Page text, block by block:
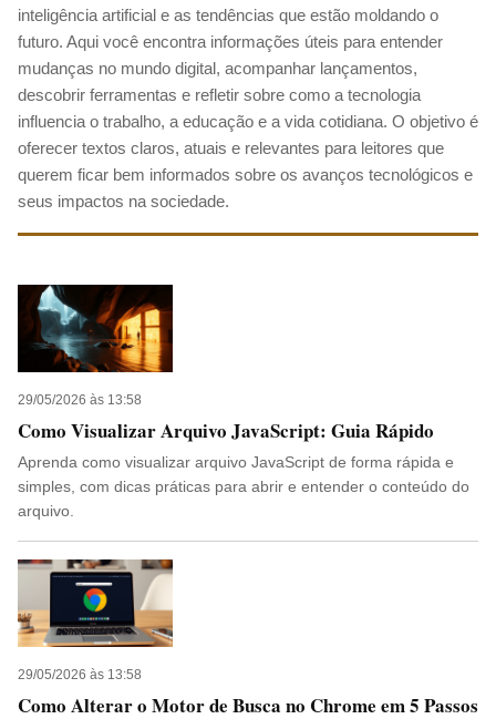
inteligência artificial e as tendências que estão moldando o
futuro. Aqui você encontra informações úteis para entender
mudanças no mundo digital, acompanhar lançamentos,
descobrir ferramentas e refletir sobre como a tecnologia
influencia o trabalho, a educação e a vida cotidiana. O objetivo é
oferecer textos claros, atuais e relevantes para leitores que
querem ficar bem informados sobre os avanços tecnológicos e
seus impactos na sociedade.
29/05/2026 às 13:58
Como Visualizar Arquivo JavaScript: Guia Rápido
Aprenda como visualizar arquivo JavaScript de forma rápida e
simples, com dicas práticas para abrir e entender o conteúdo do
arquivo.
29/05/2026 às 13:58
Como Alterar o Motor de Busca no Chrome em 5 Passos